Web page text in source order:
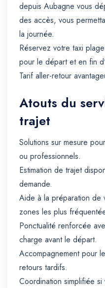
depuis Aubagne vous
des accès, vous
la journée.
Réservez votre taxi
pour le départ et en fin
Tarif aller-retour
Atouts du
trajet
Solutions sur mesure
ou professionnels.
Estimation de trajet
demande.
Aide à la préparation de
zones les plus
Ponctualité renforcée
charge avant le départ.
Accompagnement pour
retours tardifs.
Coordination simplifiée